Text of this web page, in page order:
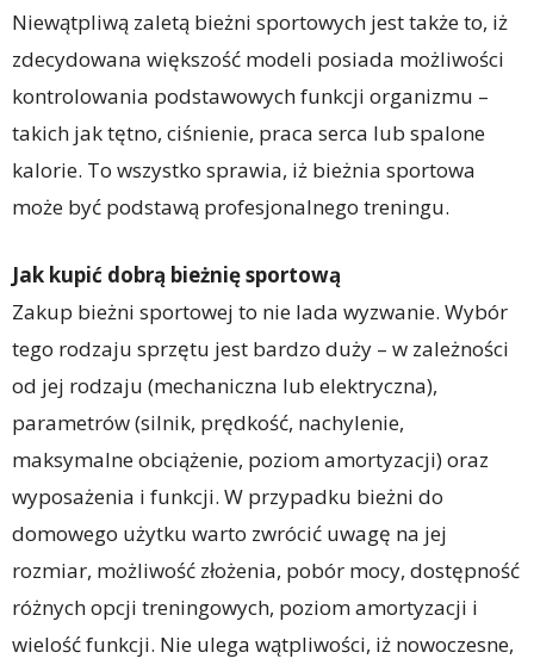
Niewątpliwą zaletą bieżni sportowych jest także to, iż
zdecydowana większość modeli posiada możliwości
kontrolowania podstawowych funkcji organizmu –
takich jak tętno, ciśnienie, praca serca lub spalone
kalorie. To wszystko sprawia, iż bieżnia sportowa
może być podstawą profesjonalnego treningu.
Jak kupić dobrą bieżnię sportową
Zakup bieżni sportowej to nie lada wyzwanie. Wybór
tego rodzaju sprzętu jest bardzo duży – w zależności
od jej rodzaju (mechaniczna lub elektryczna),
parametrów (silnik, prędkość, nachylenie,
maksymalne obciążenie, poziom amortyzacji) oraz
wyposażenia i funkcji. W przypadku bieżni do
domowego użytku warto zwrócić uwagę na jej
rozmiar, możliwość złożenia, pobór mocy, dostępność
różnych opcji treningowych, poziom amortyzacji i
wielość funkcji. Nie ulega wątpliwości, iż nowoczesne,